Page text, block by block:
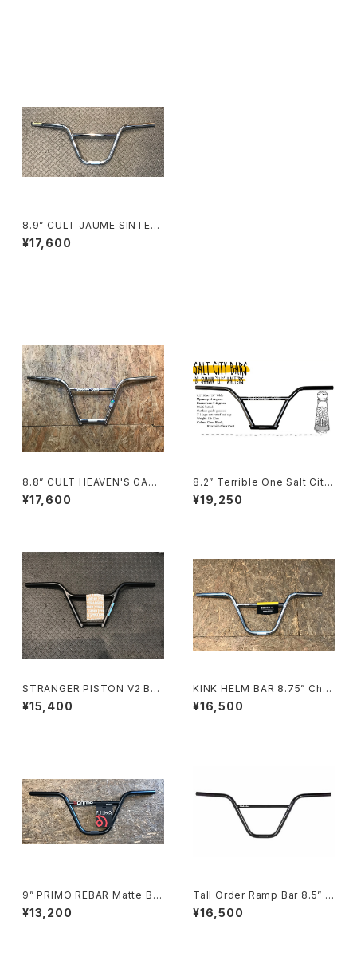
8.9” CULT JAUME SINTES
BAR CHROME
¥17,600
8.8” CULT HEAVEN'S GATE
4PC BAR CHROME
¥17,600
8.2” Terrible One Salt City
Handle Bars
¥19,250
STRANGER PISTON V2 BA
R 9" MATT BLACK
¥15,400
KINK HELM BAR 8.75” Chro
me
¥16,500
9” PRIMO REBAR Matte Bla
ck
¥13,200
Tall Order Ramp Bar 8.5” B
lack
¥16,500